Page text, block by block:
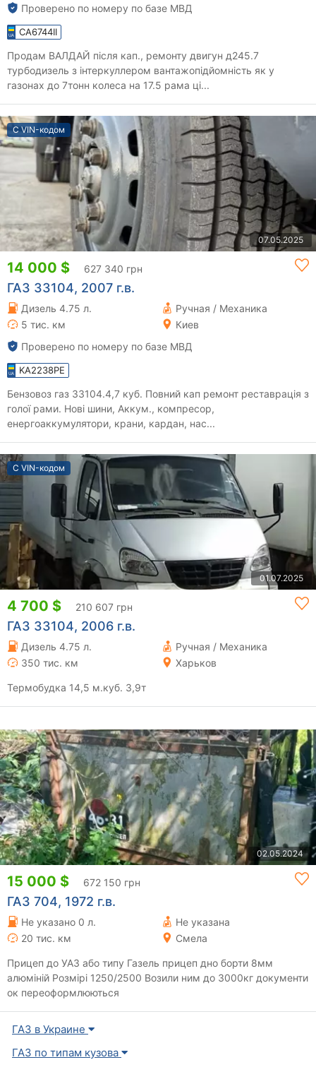
Проверено по номеру по базе МВД
CA6744II
Продам ВАЛДАЙ після кап., ремонту двигун д245.7
турбодизель з інтеркуллером вантажопідйомність як у
газонах до 7тонн колеса на 17.5 рама ці...
С VIN-кодом
07.05.2025
14 000 $ 627 340 грн
ГАЗ 33104, 2007 г.в.
Дизель 4.75 л.
Ручная / Механика
5 тис. км
Киев
Проверено по номеру по базе МВД
KA2238PE
Бензовоз газ 33104.4,7 куб. Повний кап ремонт реставрація з
голої рами. Нові шини, Аккум., компресор,
енергоаккумулятори, крани, кардан, нас...
С VIN-кодом
01.07.2025
4 700 $ 210 607 грн
ГАЗ 33104, 2006 г.в.
Дизель 4.75 л.
Ручная / Механика
350 тис. км
Харьков
Термобудка 14,5 м.куб. 3,9т
02.05.2024
15 000 $ 672 150 грн
ГАЗ 704, 1972 г.в.
Не указано 0 л.
Не указана
20 тис. км
Смела
Прицеп до УАЗ або типу Газель прицеп дно борти 8мм
алюміній Розмірі 1250/2500 Возили ним до 3000кг документи
ок переоформлюються
ГАЗ в Украине
ГАЗ по типам кузова